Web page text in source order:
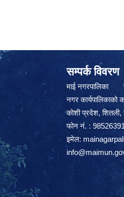
सम्पर्क विवरण
माई नगरपालिका
नगर कार्यपालिकाको
कोशी प्रदेश, शितली,
फोन नं. :
इमेल: